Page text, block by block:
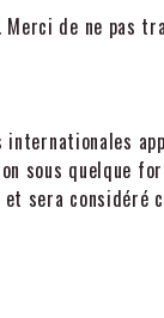
Merci de ne
sous quelque
considéré